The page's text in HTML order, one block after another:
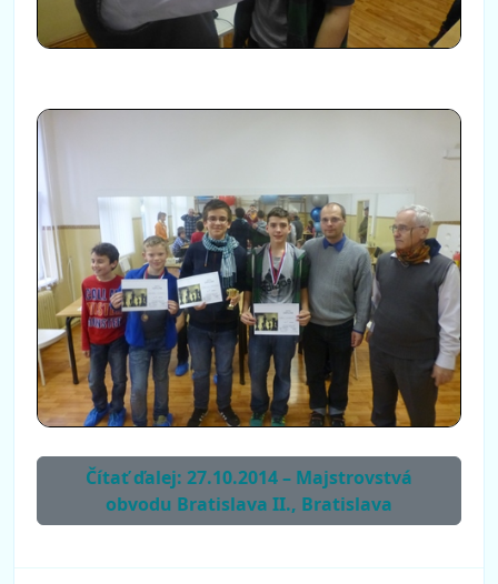
Čítať ďalej: 27.10.2014 – Majstrovstvá
obvodu Bratislava II., Bratislava